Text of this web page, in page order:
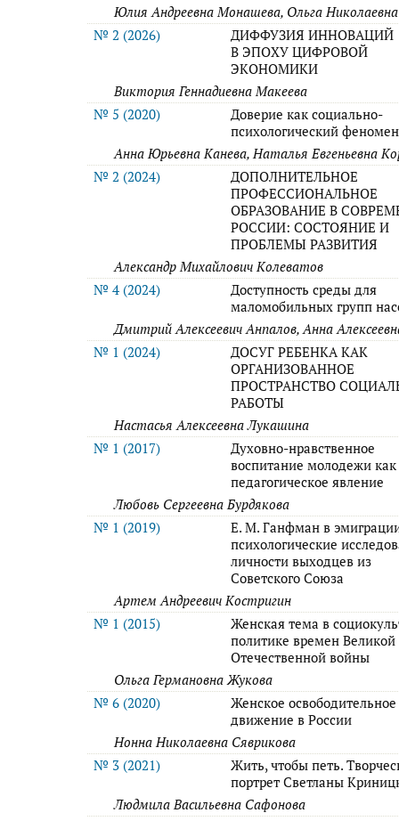
Юлия Андреевна Монашева, Ольга
№ 2 (2026)
ДИФФУЗИЯ ИННОВАЦИЙ
В ЭПОХУ ЦИФРОВОЙ
ЭКОНОМИКИ
Виктория Геннадиевна Макеева
№ 5 (2020)
Доверие как социально-
психологический феномен
Анна Юрьевна Канева, Наталья Евгеньевна
№ 2 (2024)
ДОПОЛНИТЕЛЬНОЕ
ПРОФЕССИОНАЛЬНОЕ
ОБРАЗОВАНИЕ В
РОССИИ: СОСТОЯНИЕ И
ПРОБЛЕМЫ РАЗВИТИЯ
Александр Михайлович Колеватов
№ 4 (2024)
Доступность среды для
маломобильных групп
Дмитрий Алексеевич Анпалов, Анна
№ 1 (2024)
ДОСУГ РЕБЕНКА КАК
ОРГАНИЗОВАННОЕ
ПРОСТРАНСТВО
РАБОТЫ
Настасья Алексеевна Лукашина
№ 1 (2017)
Духовно-нравственное
воспитание молодежи как
педагогическое явление
Любовь Сергеевна Бурдякова
№ 1 (2019)
Е. М. Ганфман в
психологические
личности выходцев из
Советского Союза
Артем Андреевич Костригин
№ 1 (2015)
Женская тема в
политике времен Великой
Отечественной войны
Ольга Германовна Жукова
№ 6 (2020)
Женское освободительное
движение в России
Нонна Николаевна Сяврикова
№ 3 (2021)
Жить, чтобы петь.
портрет Светланы
Людмила Васильевна Сафонова